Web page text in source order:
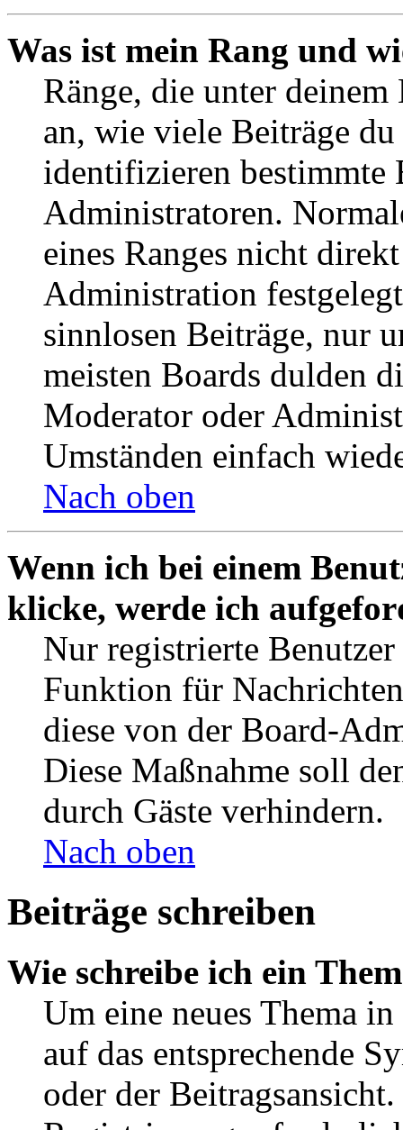
Was ist mein Rang und
Ränge, die unter deinem
an, wie viele Beiträge
identifizieren bestimmte
Administratoren.
eines Ranges nicht
Administration
sinnlosen Beiträge, nur
meisten Boards dulden
Moderator oder
Umständen einfach
Nach oben
Wenn ich bei einem
klicke, werde ich
Nur registrierte
Funktion für
diese von der Board-
Diese Maßnahme soll
durch Gäste verhindern.
Nach oben
Beiträge schreiben
Wie schreibe ich ein
Um eine neues Thema
auf das entsprechende
oder der